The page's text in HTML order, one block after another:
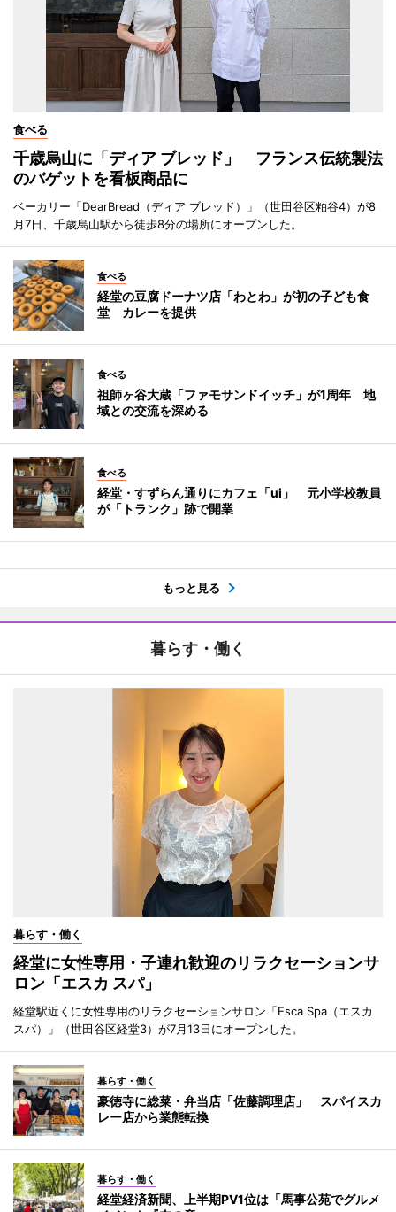
食べる
千歳烏山に「ディア ブレッド」 フランス伝統製法
のバゲットを看板商品に
ベーカリー「DearBread（ディア ブレッド）」（世田谷区粕谷4）が8
月7日、千歳烏山駅から徒歩8分の場所にオープンした。
食べる
経堂の豆腐ドーナツ店「わとわ」が初の子ども食
堂 カレーを提供
食べる
祖師ヶ谷大蔵「ファモサンドイッチ」が1周年 地
域との交流を深める
食べる
経堂・すずらん通りにカフェ「ui」 元小学校教員
が「トランク」跡で開業
もっと見る
暮らす・働く
暮らす・働く
経堂に女性専用・子連れ歓迎のリラクセーションサ
ロン「エスカ スパ」
経堂駅近くに女性専用のリラクセーションサロン「Esca Spa（エスカ
スパ）」（世田谷区経堂3）が7月13日にオープンした。
暮らす・働く
豪徳寺に総菜・弁当店「佐藤調理店」 スパイスカ
レー店から業態転換
暮らす・働く
経堂経済新聞、上半期PV1位は「馬事公苑でグルメ